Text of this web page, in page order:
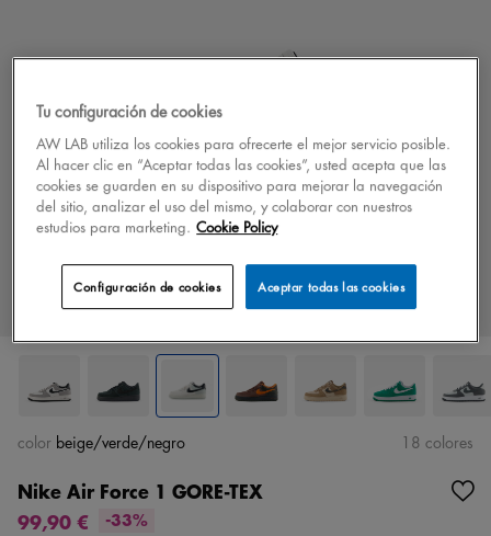
Nike Air Force 1 GORE-TEX
99,90 €
-33%
color beige/verde/negro 18 colores
Tu configuración de cookies
AW LAB utiliza los cookies para ofrecerte el mejor servicio posible.
Al hacer clic en “Aceptar todas las cookies”, usted acepta que las
cookies se guarden en su dispositivo para mejorar la navegación
del sitio, analizar el uso del mismo, y colaborar con nuestros
estudios para marketing. Cookie Policy
Aceptar todas las cookies
Configuración de cookies